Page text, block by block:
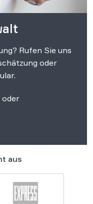
Rufen Sie uns
oder
oder
aus